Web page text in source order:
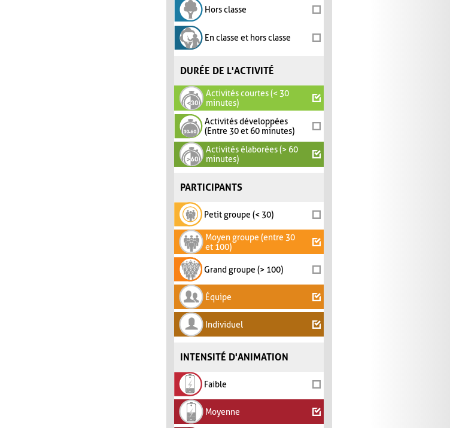
Hors classe
En classe et hors classe
DURÉE DE L'ACTIVITÉ
Activités courtes (< 30
minutes)
Activités développées
(Entre 30 et 60 minutes)
Activités élaborées (> 60
minutes)
PARTICIPANTS
Petit groupe (< 30)
Moyen groupe (entre 30
et 100)
Grand groupe (> 100)
Équipe
Individuel
INTENSITÉ D'ANIMATION
Faible
Moyenne